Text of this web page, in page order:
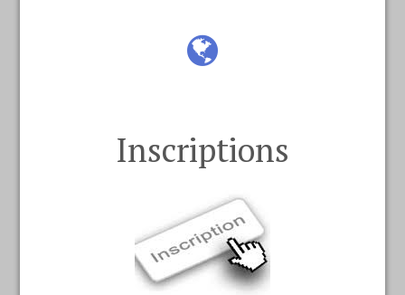
Inscriptions